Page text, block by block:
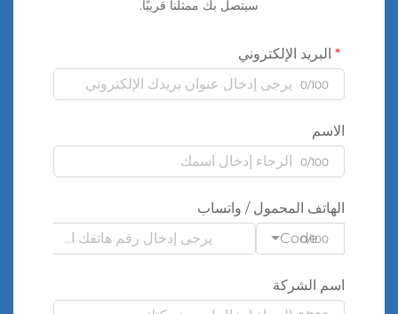
سيتصل بك ممثلنا قريبًا.
البريد الإلكتروني
الهاتف المحمول / واتساب
Code
اسم الشركة